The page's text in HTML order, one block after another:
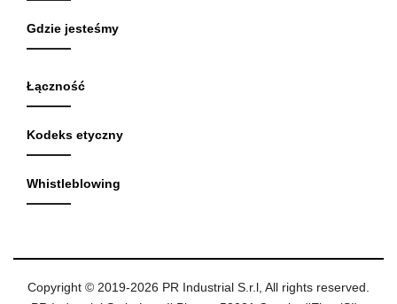
Gdzie jesteśmy
Łączność
Kodeks etyczny
Whistleblowing
Copyright © 2019-2026 PR Industrial S.r.l, All rights reserved.